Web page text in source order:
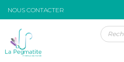
NOUS CONTACTER
Passer au contenu